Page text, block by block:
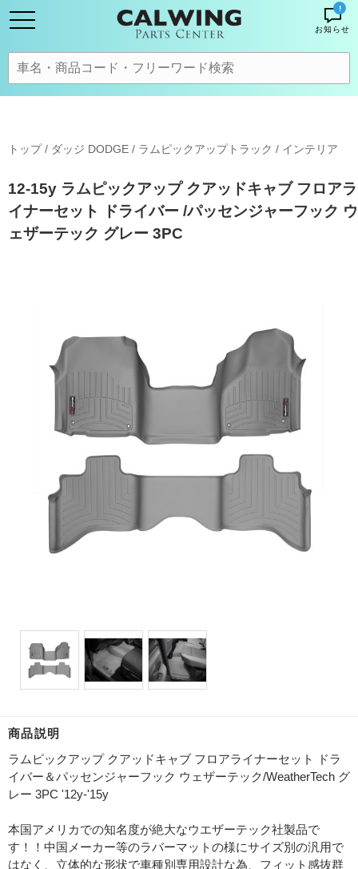
!
お知らせ
トップ/ ダッジ DODGE / ラムピックアップトラック / インテリア
12-15y ラムピックアップ クアッドキャブ フロアラ
イナーセット ドライバー /パッセンジャーフック ウ
ェザーテック グレー 3PC
商品説明
ラムピックアップ クアッドキャブ フロアライナーセット ドラ
イバー＆パッセンジャーフック ウェザーテック/WeatherTech グ
レー 3PC '12y-'15y
本国アメリカでの知名度が絶大なウエザーテック社製品で
す！！中国メーカー等のラバーマットの様にサイズ別の汎用で
はなく、立体的な形状で車種別専用設計な為、フィット感抜群